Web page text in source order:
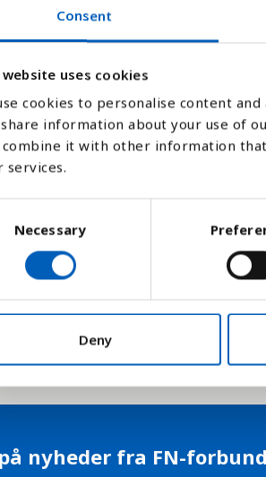
Consent
website uses cookies
cookies to personalise content
information about your use of
combine it with other information
services.
Necessary
Deny
lands totale areal,
krav på.
nyheder fra FN-